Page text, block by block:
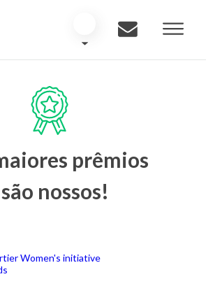
prêmios
são nossos!